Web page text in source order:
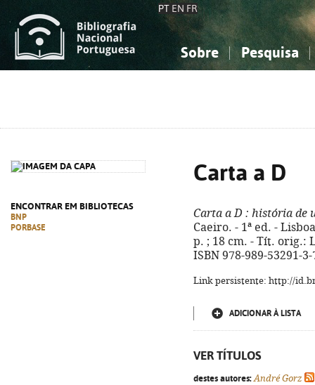
PT EN FR
Sobre Pesquisa
ENCONTRAR EM BIBLIOTECAS
BNP
PORBASE
Carta a D
Carta a D : história de
Caeiro. - 1ª ed. -
p. ; 18 cm. - Tít. orig.:
ISBN 978-989-53291-3-
Link persistente: http://
ADICIONAR À LISTA
VER TÍTULOS
destes autores: André Gorz